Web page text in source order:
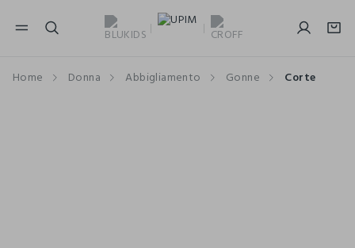
NAVIGATION.ARIA.GOTOMAINCONTENT
Home Donna Abbigliamento Gonne Corte